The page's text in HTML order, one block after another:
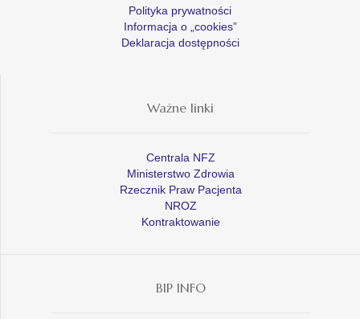
Polityka prywatności
Informacja o „cookies”
Deklaracja dostępności
Ważne linki
Centrala NFZ
Ministerstwo Zdrowia
Rzecznik Praw Pacjenta
NROZ
Kontraktowanie
BIP INFO